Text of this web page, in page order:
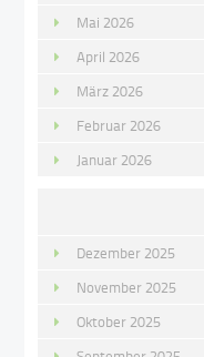
Mai 2026
April 2026
März 2026
Februar 2026
Januar 2026
Dezember 2025
November 2025
Oktober 2025